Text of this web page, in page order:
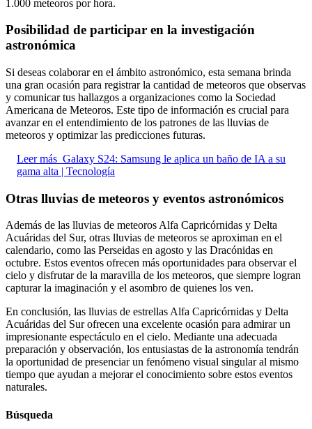
1.000 meteoros por hora.
Posibilidad de participar en la investigación
astronómica
Si deseas colaborar en el ámbito astronómico, esta semana brinda
una gran ocasión para registrar la cantidad de meteoros que observas
y comunicar tus hallazgos a organizaciones como la Sociedad
Americana de Meteoros. Este tipo de información es crucial para
avanzar en el entendimiento de los patrones de las lluvias de
meteoros y optimizar las predicciones futuras.
Leer más Galaxy S24: Samsung le aplica un baño de IA a su
gama alta | Tecnología
Otras lluvias de meteoros y eventos astronómicos
Además de las lluvias de meteoros Alfa Capricórnidas y Delta
Acuáridas del Sur, otras lluvias de meteoros se aproximan en el
calendario, como las Perseidas en agosto y las Dracónidas en
octubre. Estos eventos ofrecen más oportunidades para observar el
cielo y disfrutar de la maravilla de los meteoros, que siempre logran
capturar la imaginación y el asombro de quienes los ven.
En conclusión, las lluvias de estrellas Alfa Capricórnidas y Delta
Acuáridas del Sur ofrecen una excelente ocasión para admirar un
impresionante espectáculo en el cielo. Mediante una adecuada
preparación y observación, los entusiastas de la astronomía tendrán
la oportunidad de presenciar un fenómeno visual singular al mismo
tiempo que ayudan a mejorar el conocimiento sobre estos eventos
naturales.
Búsqueda